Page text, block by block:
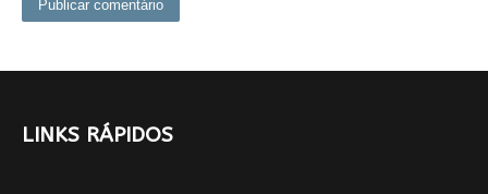
LINKS RÁPIDOS